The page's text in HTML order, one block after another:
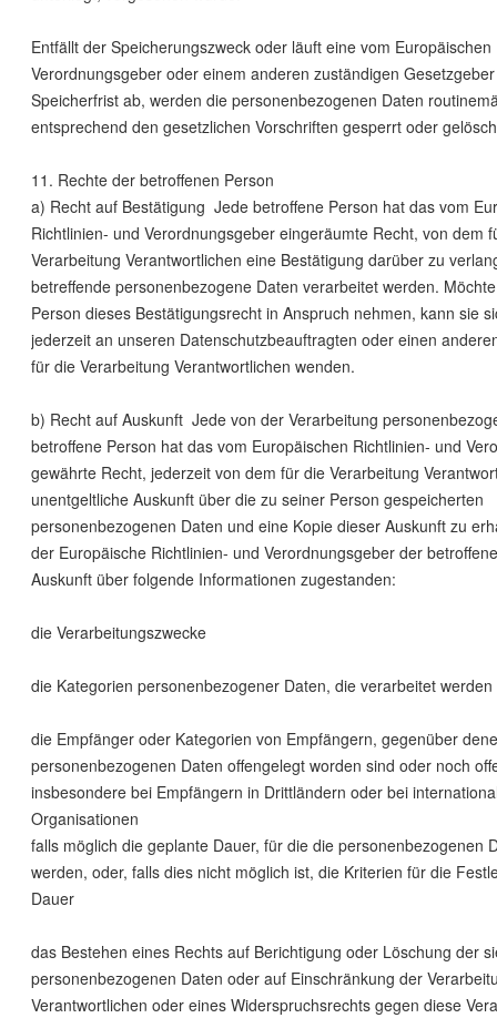
Entfällt der Speicherungszweck oder läuft eine vom
Verordnungsgeber oder einem anderen zuständigen
Speicherfrist ab, werden die personenbezogenen Daten
entsprechend den gesetzlichen Vorschriften gesperrt oder
11. Rechte der betroffenen Person
a) Recht auf Bestätigung Jede betroffene Person hat das vom
Richtlinien- und Verordnungsgeber eingeräumte Recht, von dem
Verarbeitung Verantwortlichen eine Bestätigung darüber zu
betreffende personenbezogene Daten verarbeitet werden.
Person dieses Bestätigungsrecht in Anspruch nehmen, kann sie
jederzeit an unseren Datenschutzbeauftragten oder einen
für die Verarbeitung Verantwortlichen wenden.
b) Recht auf Auskunft Jede von der Verarbeitung
betroffene Person hat das vom Europäischen Richtlinien- und
gewährte Recht, jederzeit von dem für die Verarbeitung
unentgeltliche Auskunft über die zu seiner Person gespeicherten
personenbezogenen Daten und eine Kopie dieser Auskunft zu
der Europäische Richtlinien- und Verordnungsgeber der
Auskunft über folgende Informationen zugestanden:
die Verarbeitungszwecke
die Kategorien personenbezogener Daten, die verarbeitet werden
die Empfänger oder Kategorien von Empfängern, gegenüber
personenbezogenen Daten offengelegt worden sind oder noch
insbesondere bei Empfängern in Drittländern oder bei
Organisationen
falls möglich die geplante Dauer, für die die personenbezogenen
werden, oder, falls dies nicht möglich ist, die Kriterien für die
Dauer
das Bestehen eines Rechts auf Berichtigung oder Löschung der
personenbezogenen Daten oder auf Einschränkung der
Verantwortlichen oder eines Widerspruchsrechts gegen diese